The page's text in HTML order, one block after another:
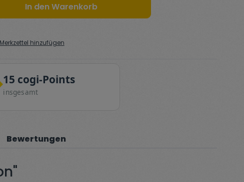
In den Warenkorb
hinzufügen
15 cogi-Points
insgesamt
Bewertungen